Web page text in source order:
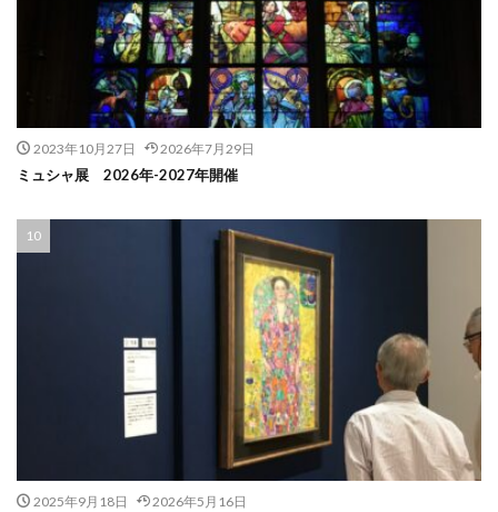
2023年10月27日 2026年7月29日
ミュシャ展 2026年-2027年開催
2025年9月18日 2026年5月16日